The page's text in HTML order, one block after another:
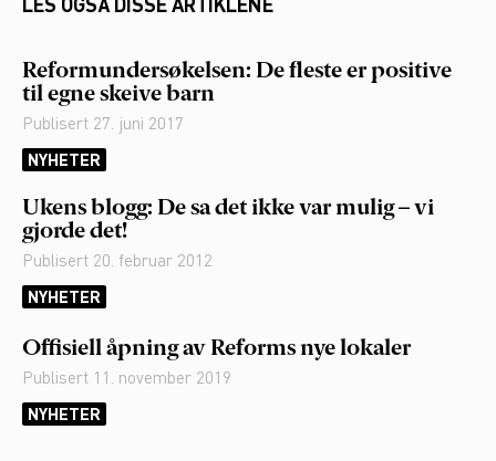
LES OGSÅ DISSE ARTIKLENE
Reformundersøkelsen: De fleste er positive
til egne skeive barn
Publisert 27. juni 2017
NYHETER
Ukens blogg: De sa det ikke var mulig – vi
gjorde det!
Publisert 20. februar 2012
NYHETER
Offisiell åpning av Reforms nye lokaler
Publisert 11. november 2019
NYHETER